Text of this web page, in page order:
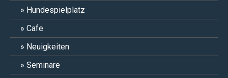
Hundespielplatz
Cafe
Neuigkeiten
Seminare